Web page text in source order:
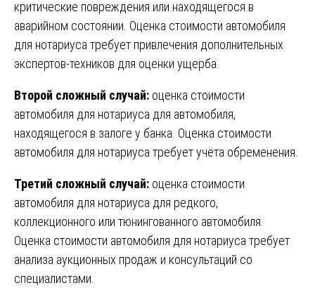
критические повреждения или находящегося в
аварийном состоянии. Оценка стоимости автомобиля
для нотариуса требует привлечения дополнительных
экспертов-техников для оценки ущерба.
Второй сложный случай: оценка стоимости
автомобиля для нотариуса для автомобиля,
находящегося в залоге у банка. Оценка стоимости
автомобиля для нотариуса требует учёта обременения.
Третий сложный случай: оценка стоимости
автомобиля для нотариуса для редкого,
коллекционного или тюнингованного автомобиля.
Оценка стоимости автомобиля для нотариуса требует
анализа аукционных продаж и консультаций со
специалистами.